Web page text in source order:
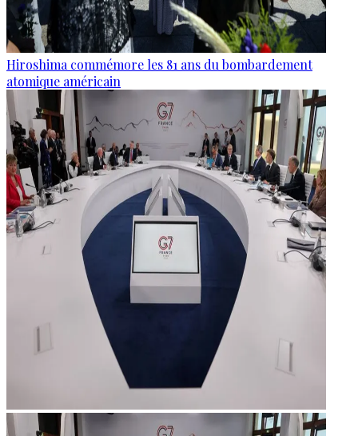
Hiroshima commémore les 81 ans du bombardement
atomique américain